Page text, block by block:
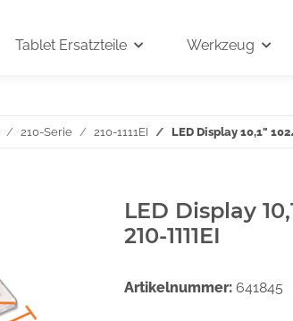
Tablet Ersatzteile Werkzeug
210-Serie 210-1111EI LED Display 10,1"
LED Display
210-1111EI
Artikelnummer: 641845